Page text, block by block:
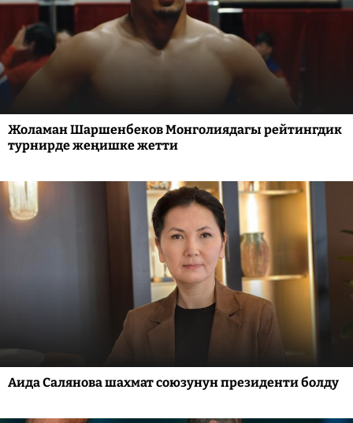
Жоламан Шаршенбеков Монголиядагы рейтингдик
турнирде жеңишке жетти
Аида Салянова шахмат союзунун президенти болду